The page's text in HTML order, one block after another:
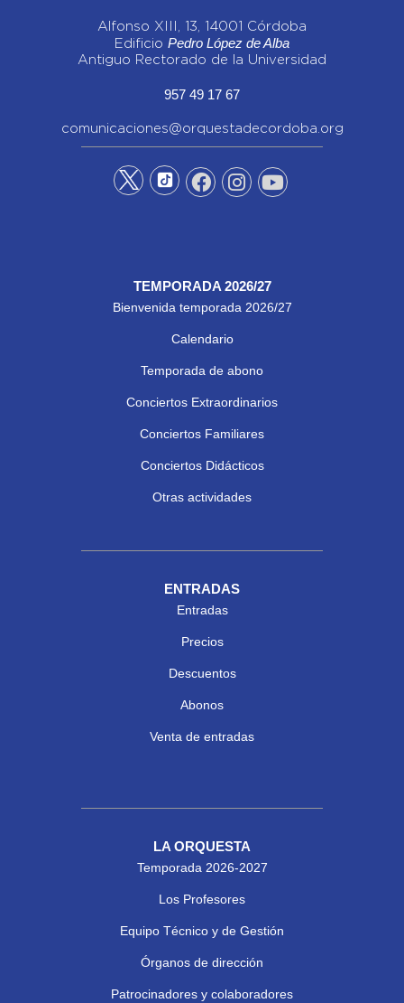
Alfonso XIII, 13, 14001 Córdoba
Edificio Pedro López de Alba
Antiguo Rectorado de la Universidad
957 49 17 67
comunicaciones@orquestadecordoba.org
TEMPORADA 2026/27
Bienvenida temporada 2026/27
Calendario
Temporada de abono
Conciertos Extraordinarios
Conciertos Familiares
Conciertos Didácticos
Otras actividades
ENTRADAS
Entradas
Precios
Descuentos
Abonos
Venta de entradas
LA ORQUESTA
Temporada 2026-2027
Los Profesores
Equipo Técnico y de Gestión
Órganos de dirección
Patrocinadores y colaboradores